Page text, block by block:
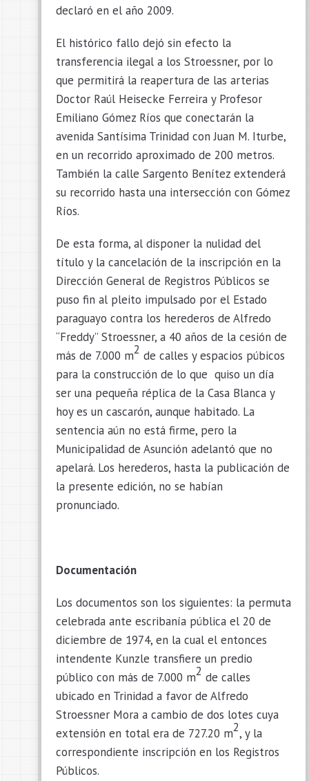
declaró en el año 2009.
El histórico fallo dejó sin efecto la
transferencia ilegal a los Stroessner, por lo
que permitirá la reapertura de las arterias
Doctor Raúl Heisecke Ferreira y Profesor
Emiliano Gómez Ríos que conectarán la
avenida Santísima Trinidad con Juan M. Iturbe,
en un recorrido aproximado de 200 metros.
También la calle Sargento Benítez extenderá
su recorrido hasta una intersección con Gómez
Ríos.
De esta forma, al disponer la nulidad del
título y la cancelación de la inscripción en la
Dirección General de Registros Públicos se
puso fin al pleito impulsado por el Estado
paraguayo contra los herederos de Alfredo
“Freddy” Stroessner, a 40 años de la cesión de
más de 7.000 m2 de calles y espacios púbicos
para la construcción de lo que quiso un día
ser una pequeña réplica de la Casa Blanca y
hoy es un cascarón, aunque habitado. La
sentencia aún no está firme, pero la
Municipalidad de Asunción adelantó que no
apelará. Los herederos, hasta la publicación de
la presente edición, no se habían
pronunciado.
Documentación
Los documentos son los siguientes: la permuta
celebrada ante escribanía pública el 20 de
diciembre de 1974, en la cual el entonces
intendente Kunzle transfiere un predio
público con más de 7.000 m2 de calles
ubicado en Trinidad a favor de Alfredo
Stroessner Mora a cambio de dos lotes cuya
extensión en total era de 727.20 m2, y la
correspondiente inscripción en los Registros
Públicos.